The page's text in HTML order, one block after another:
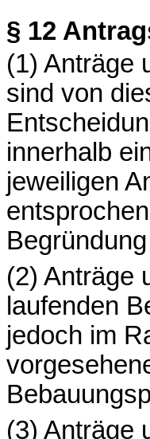
§ 12
(1) Anträge
sind von
innerhalb
jeweiligen
(2) Anträge
laufenden
jedoch im
(3) Anträge